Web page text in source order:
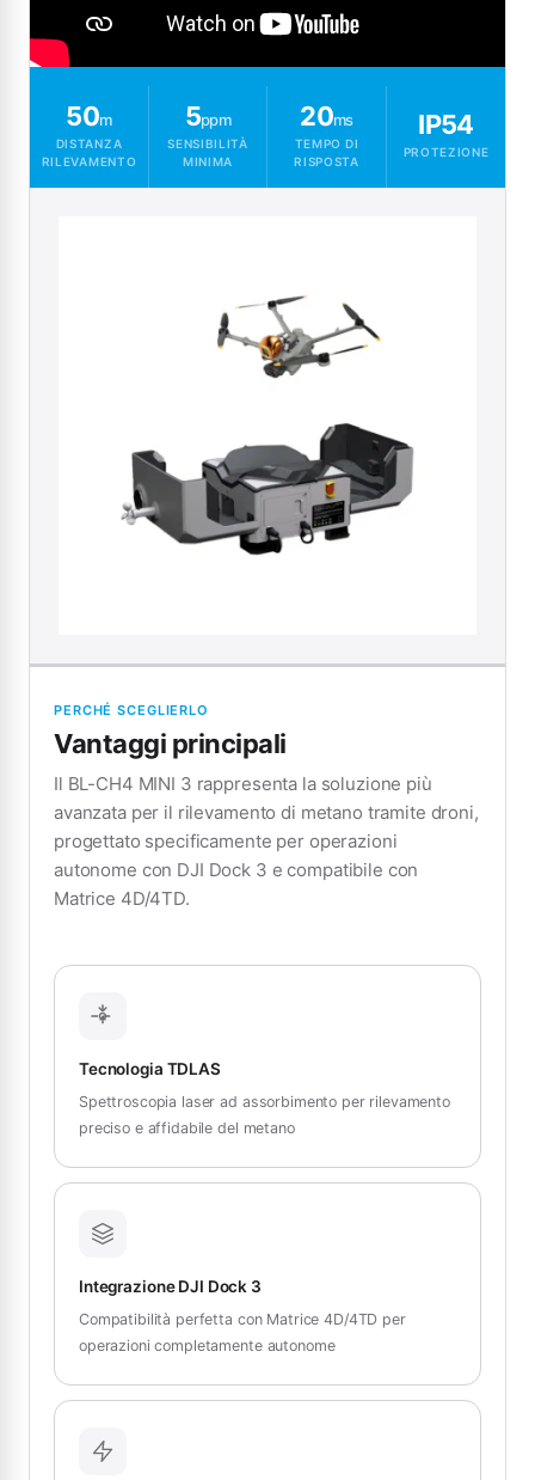
50m
DISTANZA
RILEVAMENTO
5ppm
SENSIBILITÀ
MINIMA
20ms
TEMPO DI
RISPOSTA
IP54
PROTEZIONE
PERCHÉ SCEGLIERLO
Vantaggi principali
Il BL-CH4 MINI 3 rappresenta la soluzione più
avanzata per il rilevamento di metano tramite droni,
progettato specificamente per operazioni
autonome con DJI Dock 3 e compatibile con
Matrice 4D/4TD.
Tecnologia TDLAS
Spettroscopia laser ad assorbimento per rilevamento
preciso e affidabile del metano
Integrazione DJI Dock 3
Compatibilità perfetta con Matrice 4D/4TD per
operazioni completamente autonome